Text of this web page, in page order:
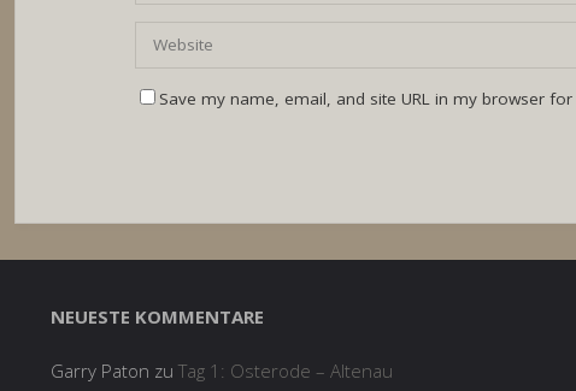
Save my name, email, and site URL in my browser
NEUESTE KOMMENTARE
Garry Paton zu Tag 1: Osterode – Altenau